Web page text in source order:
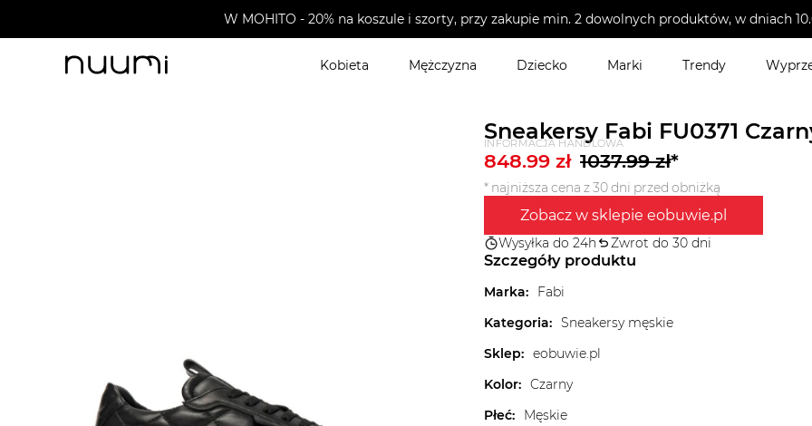
W MOHITO - 20% na koszule i szorty, przy zakupie min. 2 dowolnych produktów, w dniach
Kobieta Mężczyzna Dziecko Marki Trendy
Sneakersy Fabi FU0371
INFORMACJA HANDLOWA
848.99 zł 1037.99zł*
* najniższa cena z 30 dni przed obniżką
Zobacz w sklepie eobuwie.pl
Wysyłka do 24h Zwrot do 30 dni
Szczegóły produktu
Marka:
Fabi
Kategoria: Sneakersy męskie
Sklep: eobuwie.pl
Kolor: Czarny
Płeć:
Męskie